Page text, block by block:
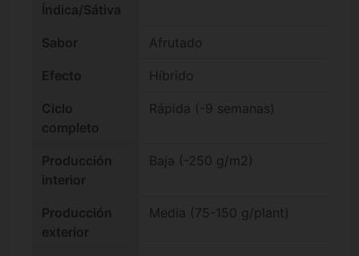
Índica/Sátiva
Sabor Afrutado
Efecto Híbrido
Ciclo
completo
Rápida (-9 semanas)
Producción
interior
Baja (-250 g/m2)
Producción
exterior
Media (75-150 g/plant)